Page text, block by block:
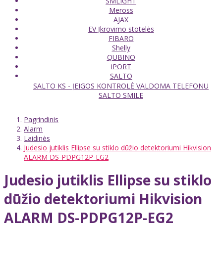
Meross
AJAX
EV Įkrovimo stotelės
FIBARO
Shelly
QUBINO
iPORT
SALTO
SALTO KS - ĮEIGOS KONTROLĖ VALDOMA TELEFONU
SALTO SMILE
Pagrindinis
Alarm
Laidinės
Judesio jutiklis Ellipse su stiklo dūžio detektoriumi Hikvision
ALARM DS-PDPG12P-EG2
Judesio jutiklis Ellipse su stiklo
dūžio detektoriumi Hikvision
ALARM DS-PDPG12P-EG2